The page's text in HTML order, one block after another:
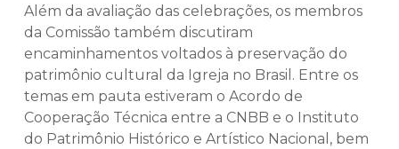
Além da avaliação das celebrações, os membros
da Comissão também discutiram
encaminhamentos voltados à preservação do
patrimônio cultural da Igreja no Brasil. Entre os
temas em pauta estiveram o Acordo de
Cooperação Técnica entre a CNBB e o Instituto
do Patrimônio Histórico e Artístico Nacional, bem